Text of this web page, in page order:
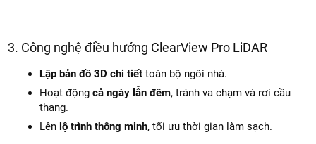
3. Công nghệ điều hướng ClearView Pro LiDAR
Lập bản đồ 3D chi tiết toàn bộ ngôi nhà.
Hoạt độngcả ngày lẫn đêm, tránh va chạm và rơi cầu
thang.
Lên lộ trình thông minh, tối ưu thời gian làm sạch.